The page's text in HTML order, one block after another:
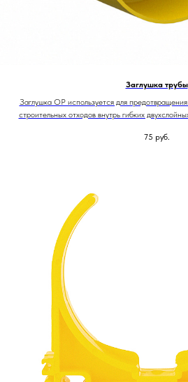
Заглушка трубы
Заглушка OP используется для
строительных отходов внутрь гибких
75 руб.